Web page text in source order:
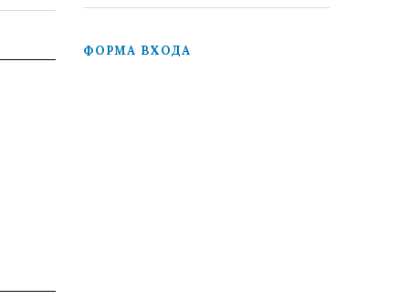
ФОРМА ВХОДА